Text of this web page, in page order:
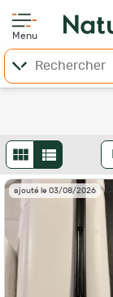
Menu
ajouté le 03/08/2026